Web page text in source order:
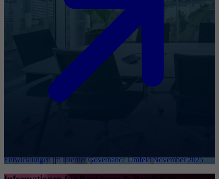
Entwicklungen im Internet Governance Umfeld November 2025